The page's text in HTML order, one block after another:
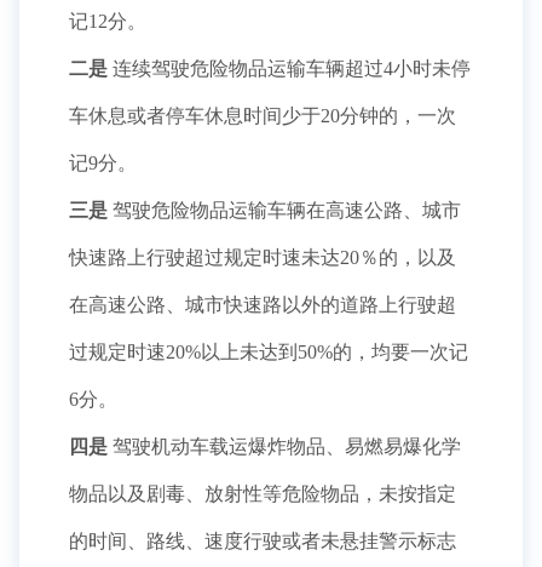
记12分。
二是 连续驾驶危险物品运输车辆超过4小时未停
车休息或者停车休息时间少于20分钟的，一次
记9分。
三是 驾驶危险物品运输车辆在高速公路、城市
快速路上行驶超过规定时速未达20％的，以及
在高速公路、城市快速路以外的道路上行驶超
过规定时速20%以上未达到50%的，均要一次记
6分。
四是 驾驶机动车载运爆炸物品、易燃易爆化学
物品以及剧毒、放射性等危险物品，未按指定
的时间、路线、速度行驶或者未悬挂警示标志